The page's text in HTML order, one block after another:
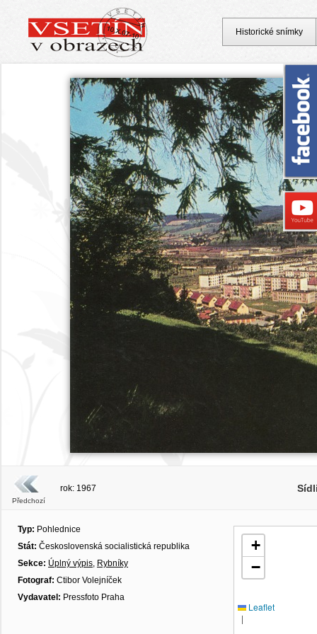
Předchozí
rok: 1967
Typ: Pohlednice
Stát: Československá socialistická republika
Sekce: Úplný výpis, Rybníky
Fotograf: Ctibor Volejníček
Vydavatel: Pressfoto Praha
+
−
Leaflet
|
Historické snímky